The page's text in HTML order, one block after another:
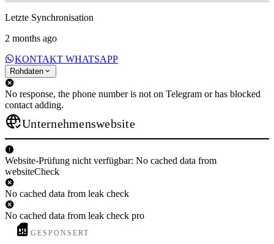
Letzte Synchronisation
2 months ago
KONTAKT WHATSAPP
Rohdaten
No response, the phone number is not on Telegram or has blocked
contact adding.
Unternehmenswebsite
Website-Prüfung nicht verfügbar: No cached data from
websiteCheck
No cached data from leak check
No cached data from leak check pro
GESPONSERT